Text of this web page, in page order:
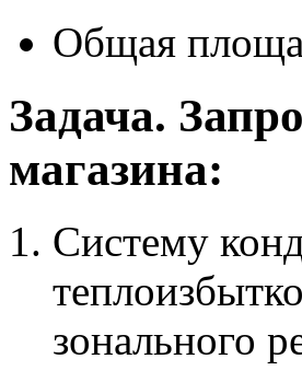
Общая
Задача.
магазина:
Систему
зонального